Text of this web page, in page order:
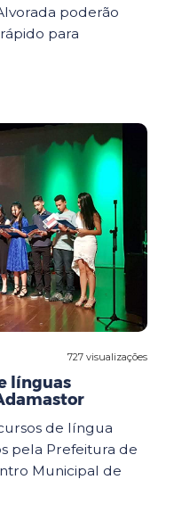
poderão
para
727 visualizações
línguas
de língua
pela Prefeitura de
Municipal de